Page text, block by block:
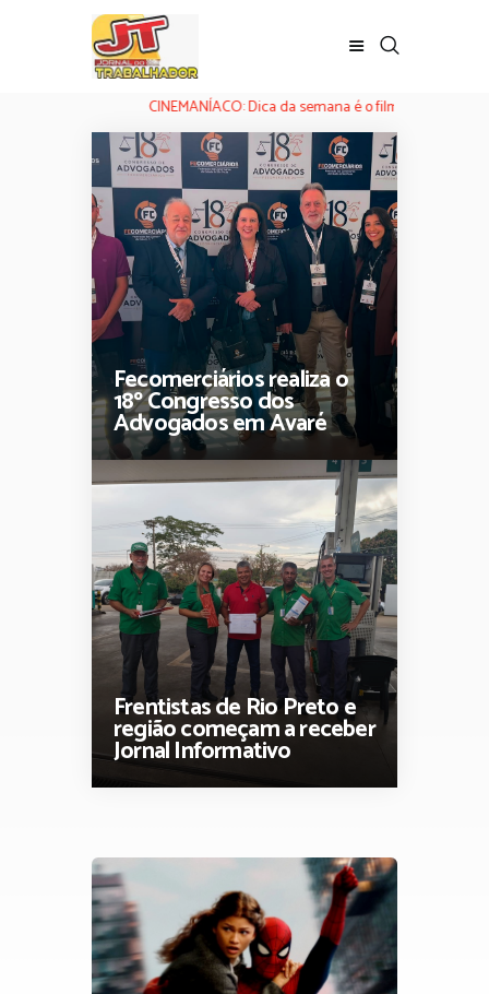
CINEMANÍACO: Dica da semana é o filme ‘Homem-Aranha:
Fecomerciários realiza o
18º Congresso dos
Advogados em Avaré
Frentistas de Rio Preto e
região começam a receber
Jornal Informativo